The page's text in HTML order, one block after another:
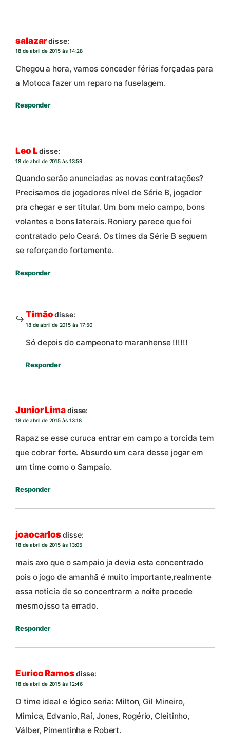
salazardisse:
18 de abril de 2015 às 14:28
Chegou a hora, vamos conceder férias forçadas para
a Motoca fazer um reparo na fuselagem.
Responder
Leo Ldisse:
18 de abril de 2015 às 13:59
Quando serão anunciadas as novas contratações?
Precisamos de jogadores nível de Série B, jogador
pra chegar e ser titular. Um bom meio campo, bons
volantes e bons laterais. Roniery parece que foi
contratado pelo Ceará. Os times da Série B seguem
se reforçando fortemente.
Responder
Timão disse:
18 de abril de 2015 às 17:50
Só depois do campeonato maranhense !!!!!!
Responder
Junior Limadisse:
18 de abril de 2015 às 13:18
Rapaz se esse curuca entrar em campo a torcida tem
que cobrar forte. Absurdo um cara desse jogar em
um time como o Sampaio.
Responder
joaocarlosdisse:
18 de abril de 2015 às 13:05
mais axo que o sampaio ja devia esta concentrado
pois o jogo de amanhã é muito importante,realmente
essa noticia de so concentrarm a noite procede
mesmo,isso ta errado.
Responder
Eurico Ramosdisse:
18 de abril de 2015 às 12:46
O time ideal e lógico seria: Milton, Gil Mineiro,
Mimica, Edvanio, Raí, Jones, Rogério, Cleitinho,
Válber, Pimentinha e Robert.